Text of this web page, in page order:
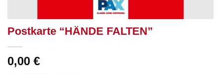
Postkarte “HÄNDE FALTEN”
0,00 €